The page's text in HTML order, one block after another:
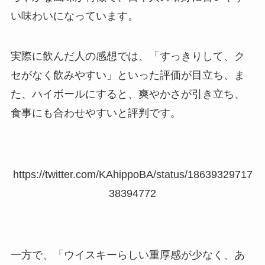
い味わいになっています。
実際に飲んだ人の感想では、「すっきりして、ク
セがなく飲みやすい」といった評価が目立ち、ま
た、ハイボールにすると、爽やかさが引き立ち、
食事にも合わせやすいと評判です。
https://twitter.com/KAhippoBA/status/18639329717
38394772
一方で、「ウイスキーらしい重厚感が少なく、あ